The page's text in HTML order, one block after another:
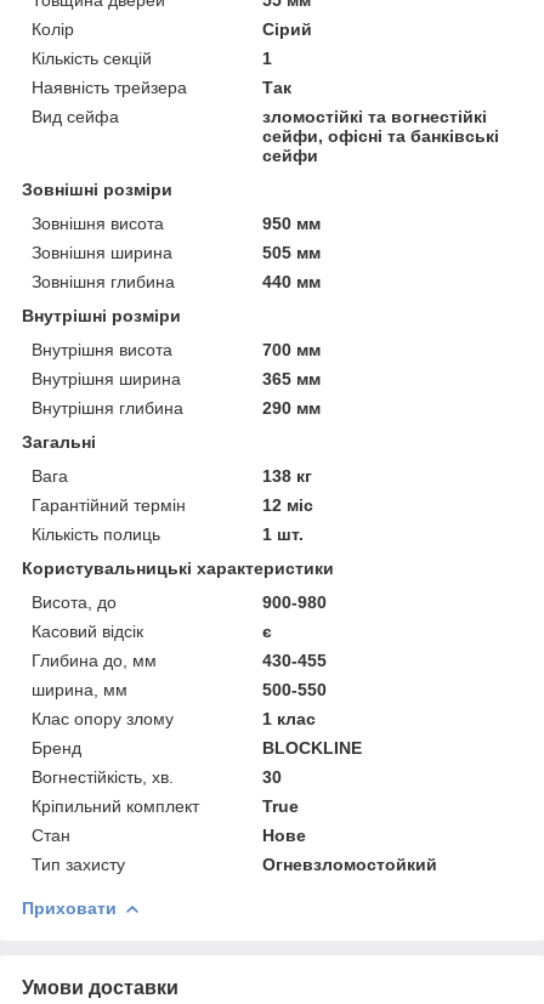
Колір
Сірий
Кількість секцій
1
Наявність трейзера
Так
Вид сейфа
зломостійкі та вогнестійкі
сейфи, офісні та банківські
сейфи
Зовнішні розміри
Зовнішня висота
950 мм
Зовнішня ширина
505 мм
Зовнішня глибина
440 мм
Внутрішні розміри
Внутрішня висота
700 мм
Внутрішня ширина
365 мм
Внутрішня глибина
290 мм
Загальні
Вага
138 кг
Гарантійний термін
12 міс
Кількість полиць
1 шт.
Користувальницькі характеристики
Висота, до
900-980
Касовий відсік
є
Глибина до, мм
430-455
ширина, мм
500-550
Клас опору злому
1 клас
Бренд
BLOCKLINE
Вогнестійкість, хв.
30
Кріпильний комплект
True
Стан
Нове
Тип захисту
Огневзломостойкий
Приховати
Умови доставки